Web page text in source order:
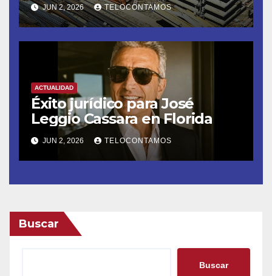
revoluciona eficiencia en
proyectos modernos
JUN 2, 2026 TELOCONTAMOS
ACTUALIDAD
Éxito jurídico para José
Leggio Cassara en Florida
JUN 2, 2026 TELOCONTAMOS
Buscar
Buscar